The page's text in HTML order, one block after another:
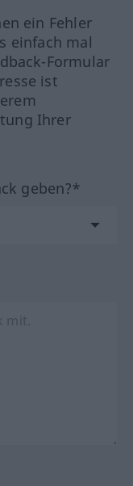
ein Fehler
einfach mal
Formular
ist
Ihrer
geben?*